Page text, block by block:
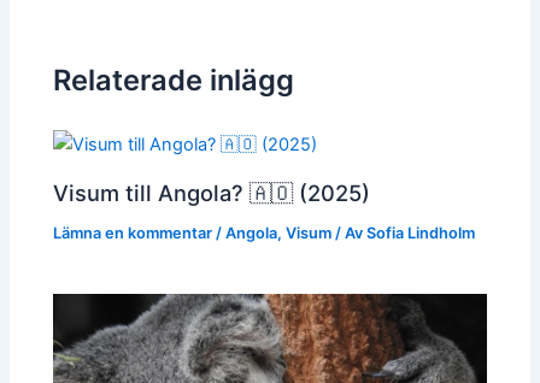
Relaterade inlägg
Visum till Angola? 🇦🇴 (2025)
Lämna en kommentar /Angola,Visum / Av Sofia Lindholm